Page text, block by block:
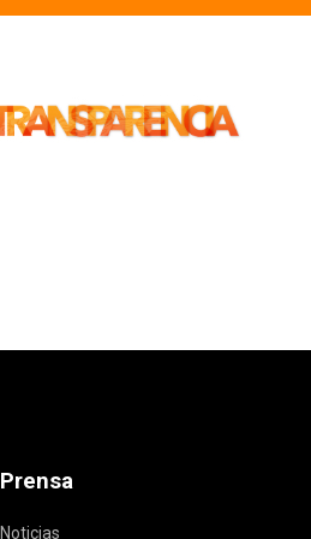
Prensa
Noticias